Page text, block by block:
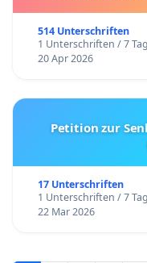
514 Unterschriften
1 Unterschriften / 7
20 Apr 2026
Petition zur
17 Unterschriften
1 Unterschriften / 7
22 Mar 2026